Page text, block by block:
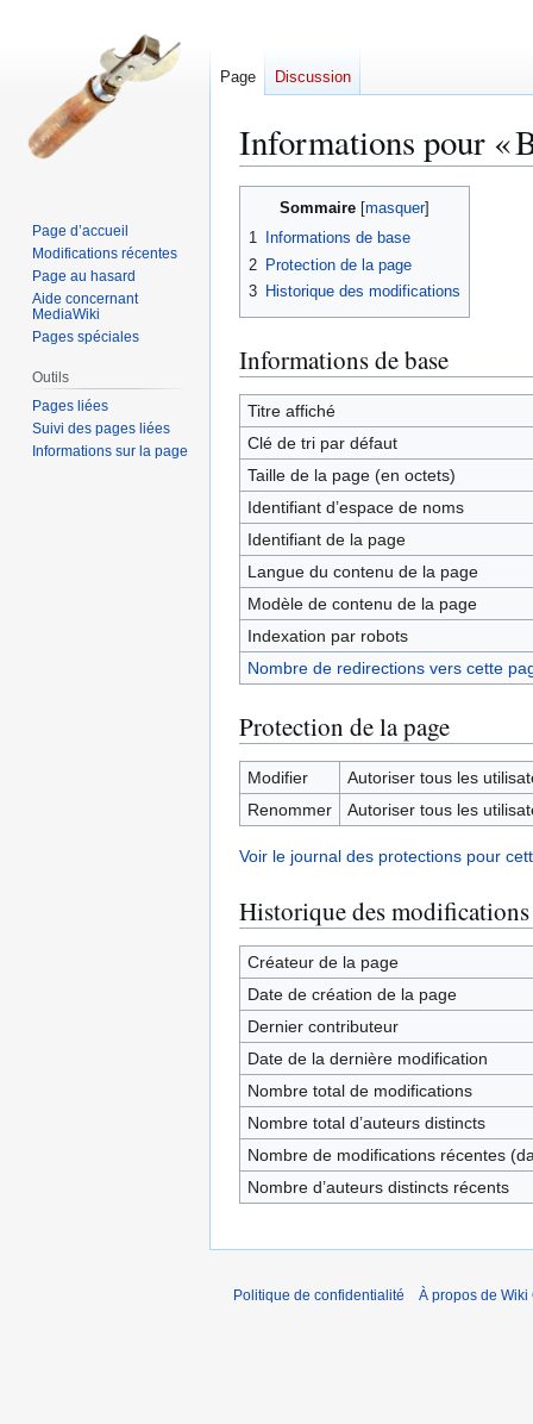
Informations pour «
navigation
recherche
Sommaire
1
Informations de base
2 Protection de la page
3 Historique des modifications
Informations de base
Titre affiché
Clé de tri par défaut
Taille de la page (en octets)
Identifiant dʼespace de noms
Identifiant de la page
Langue du contenu de la page
Modèle de contenu de la page
Indexation par robots
Nombre de redirections vers cette
Protection de la page
Modifier
Autoriser tous les
Renommer
Autoriser tous les
Voir le journal des protections pour
Historique des modifications
Créateur de la page
Date de création de la page
Dernier contributeur
Date de la dernière modification
Nombre total de modifications
Nombre total d’auteurs distincts
Nombre de modifications récentes
Nombre d’auteurs distincts récents
Page Discussion
Page d’accueil
Modifications récentes
Page au hasard
Aide concernant
MediaWiki
Pages spéciales
Outils
Pages liées
Suivi des pages liées
Informations sur la page
Politique de confidentialité À propos de Wiki